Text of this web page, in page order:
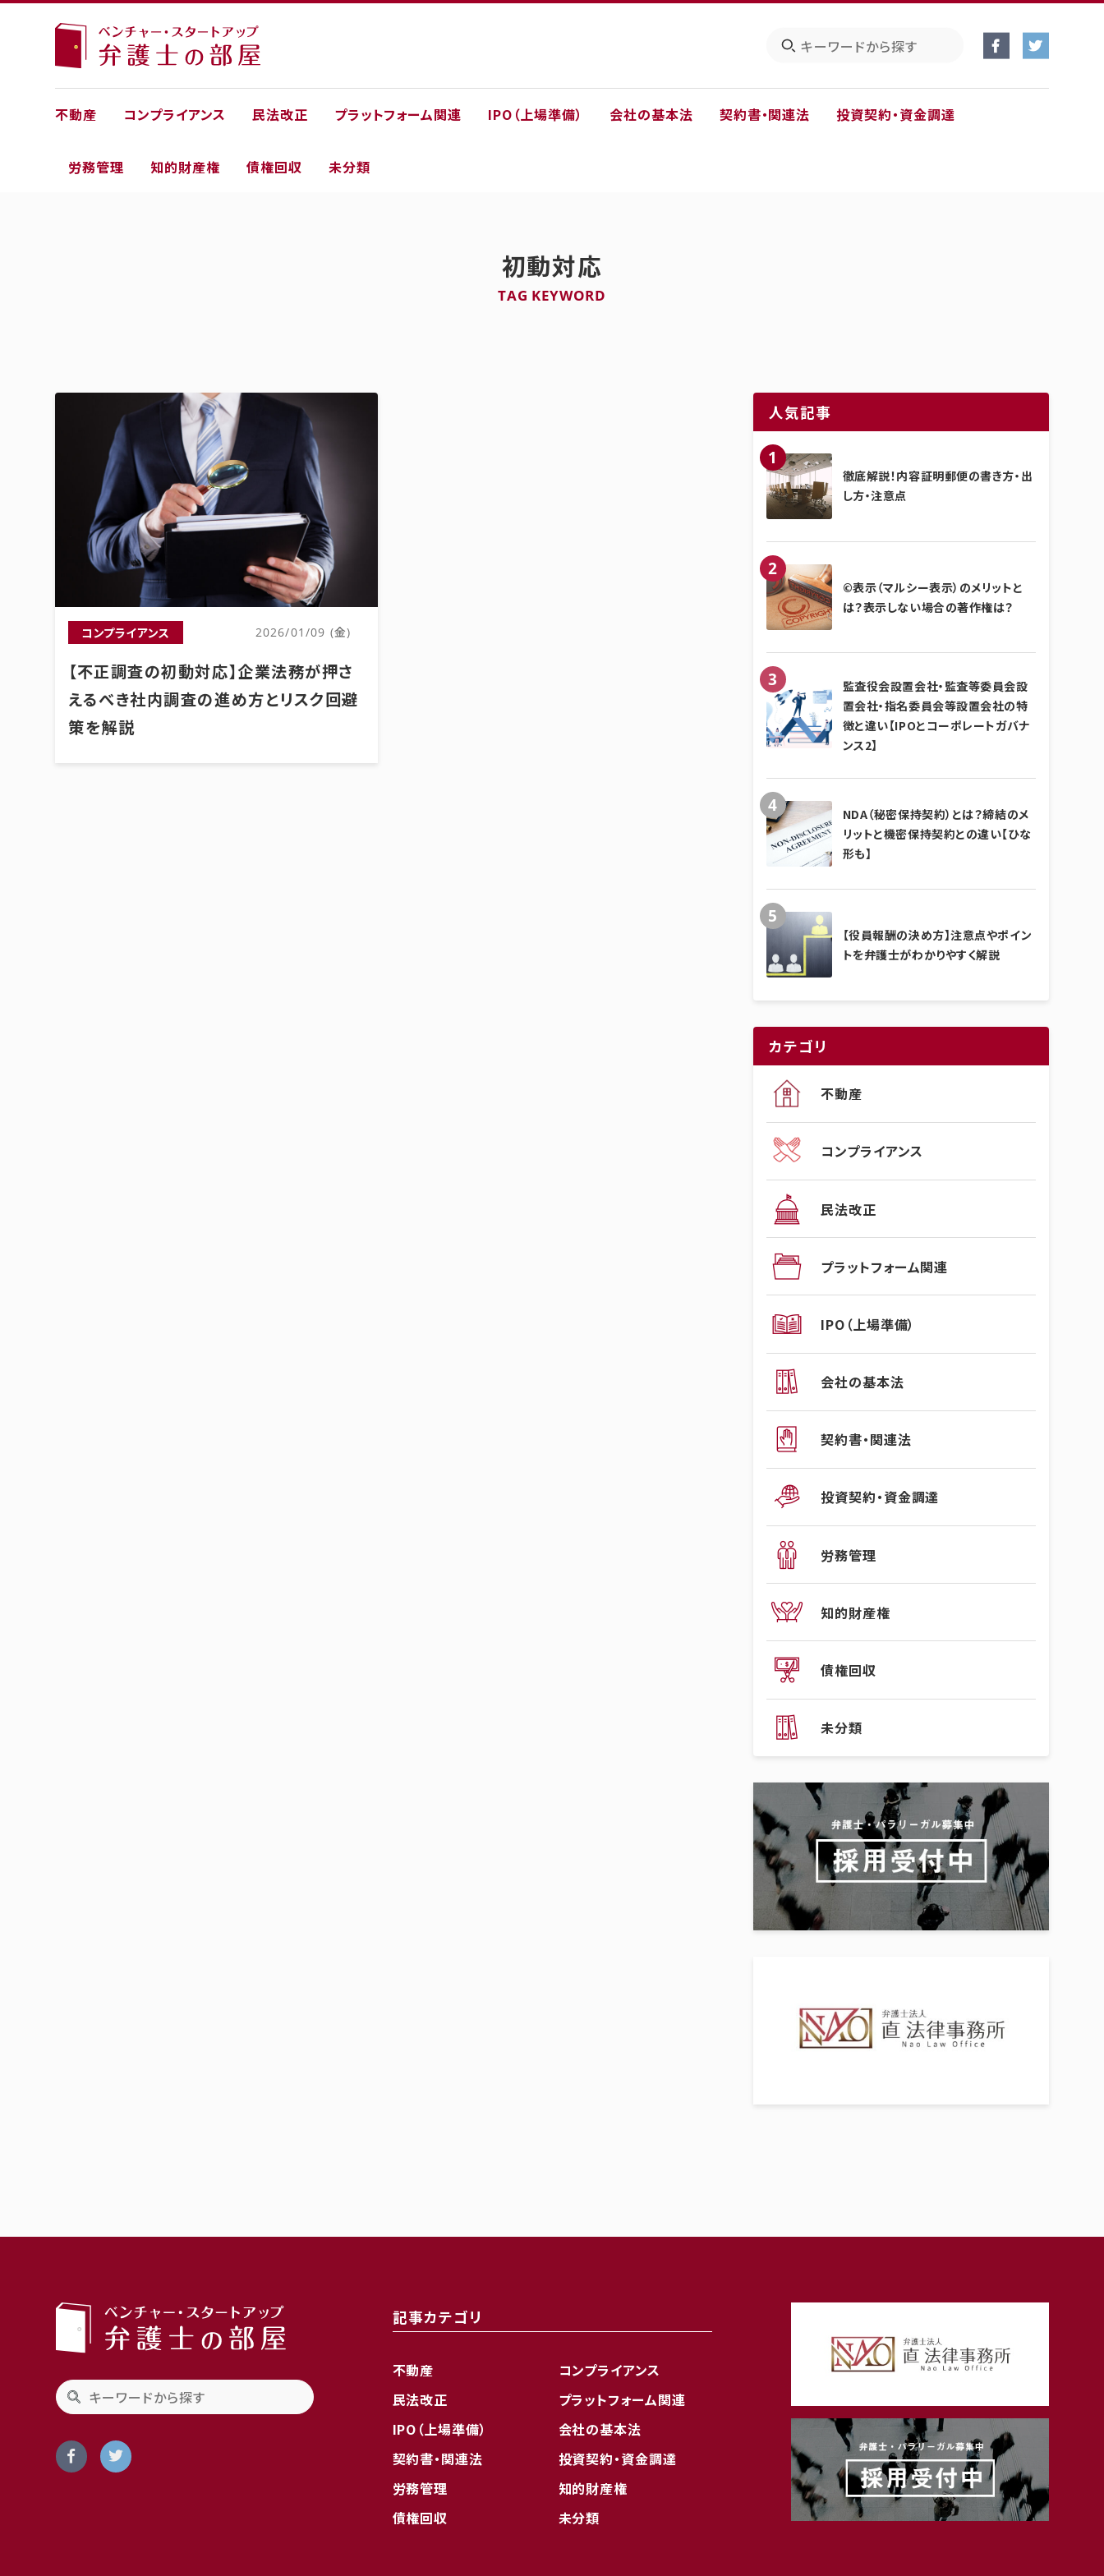
不動産 コンプライアンス 民法改正 プラットフォーム関連 IPO（上場準備） 会社の基本法 契約書・関連法 投資契約・資金調達
労務管理 知的財産権 債権回収 未分類
初動対応
TAG KEYWORD
コンプライアンス 2026/01/09 (金)
【不正調査の初動対応】企業法務が押さ
えるべき社内調査の進め方とリスク回避
策を解説
人気記事
徹底解説！内容証明郵便の書き方・出
し方・注意点
©表示（マルシー表示）のメリットと
は？表示しない場合の著作権は？
監査役会設置会社・監査等委員会設
置会社・指名委員会等設置会社の特
徴と違い【IPOとコーポレートガバナ
ンス2】
NDA（秘密保持契約）とは？締結のメ
リットと機密保持契約との違い【ひな
形も】
【役員報酬の決め方】注意点やポイン
トを弁護士がわかりやすく解説
カテゴリ
不動産
コンプライアンス
民法改正
プラットフォーム関連
IPO（上場準備）
会社の基本法
契約書・関連法
投資契約・資金調達
労務管理
知的財産権
債権回収
未分類
記事カテゴリ
不動産
コンプライアンス
民法改正
プラットフォーム関連
IPO（上場準備）
会社の基本法
契約書・関連法
投資契約・資金調達
労務管理
知的財産権
債権回収
未分類